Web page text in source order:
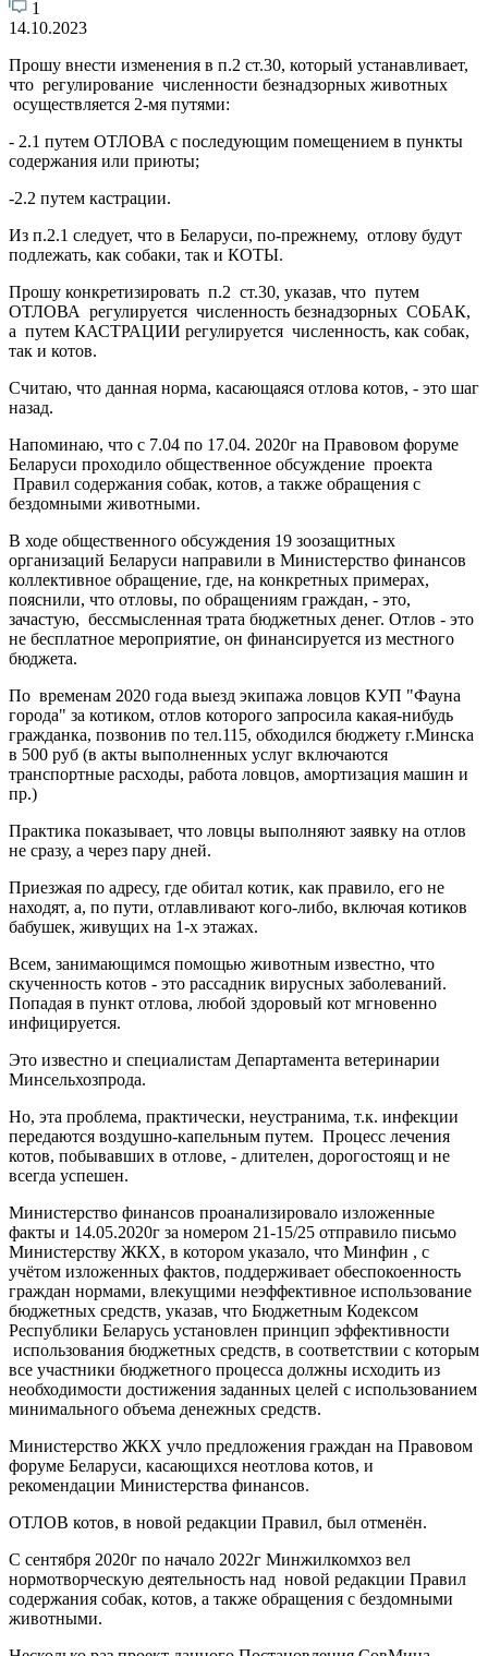
1
14.10.2023
Прошу внести изменения в п.2 ст.30, который устанавливает,
что регулирование численности безнадзорных животных
осуществляется 2-мя путями:
- 2.1 путем ОТЛОВА с последующим помещением в пункты
содержания или приюты;
-2.2 путем кастрации.
Из п.2.1 следует, что в Беларуси, по-прежнему, отлову будут
подлежать, как собаки, так и КОТЫ.
Прошу конкретизировать п.2 ст.30, указав, что путем
ОТЛОВА регулируется численность безнадзорных СОБАК,
а путем КАСТРАЦИИ регулируется численность, как собак,
так и котов.
Считаю, что данная норма, касающаяся отлова котов, - это шаг
назад.
Напоминаю, что с 7.04 по 17.04. 2020г на Правовом форуме
Беларуси проходило общественное обсуждение проекта
Правил содержания собак, котов, а также обращения с
бездомными животными.
В ходе общественного обсуждения 19 зоозащитных
организаций Беларуси направили в Министерство финансов
коллективное обращение, где, на конкретных примерах,
пояснили, что отловы, по обращениям граждан, - это,
зачастую, бессмысленная трата бюджетных денег. Отлов - это
не бесплатное мероприятие, он финансируется из местного
бюджета.
По временам 2020 года выезд экипажа ловцов КУП "Фауна
города" за котиком, отлов которого запросила какая-нибудь
гражданка, позвонив по тел.115, обходился бюджету г.Минска
в 500 руб (в акты выполненных услуг включаются
транспортные расходы, работа ловцов, амортизация машин и
пр.)
Практика показывает, что ловцы выполняют заявку на отлов
не сразу, а через пару дней.
Приезжая по адресу, где обитал котик, как правило, его не
находят, а, по пути, отлавливают кого-либо, включая котиков
бабушек, живущих на 1-х этажах.
Всем, занимающимся помощью животным известно, что
скученность котов - это рассадник вирусных заболеваний.
Попадая в пункт отлова, любой здоровый кот мгновенно
инфицируется.
Это известно и специалистам Департамента ветеринарии
Минсельхозпрода.
Но, эта проблема, практически, неустранима, т.к. инфекции
передаются воздушно-капельным путем. Процесс лечения
котов, побывавших в отлове, - длителен, дорогостоящ и не
всегда успешен.
Министерство финансов проанализировало изложенные
факты и 14.05.2020г за номером 21-15/25 отправило письмо
Министерству ЖКХ, в котором указало, что Минфин , с
учётом изложенных фактов, поддерживает обеспокоенность
граждан нормами, влекущими неэффективное использование
бюджетных средств, указав, что Бюджетным Кодексом
Республики Беларусь установлен принцип эффективности
использования бюджетных средств, в соответствии с которым
все участники бюджетного процесса должны исходить из
необходимости достижения заданных целей с использованием
минимального объема денежных средств.
Министерство ЖКХ учло предложения граждан на Правовом
форуме Беларуси, касающихся неотлова котов, и
рекомендации Министерства финансов.
ОТЛОВ котов, в новой редакции Правил, был отменён.
С сентября 2020г по начало 2022г Минжилкомхоз вел
нормотворческую деятельность над новой редакции Правил
содержания собак, котов, а также обращения с бездомными
животными.